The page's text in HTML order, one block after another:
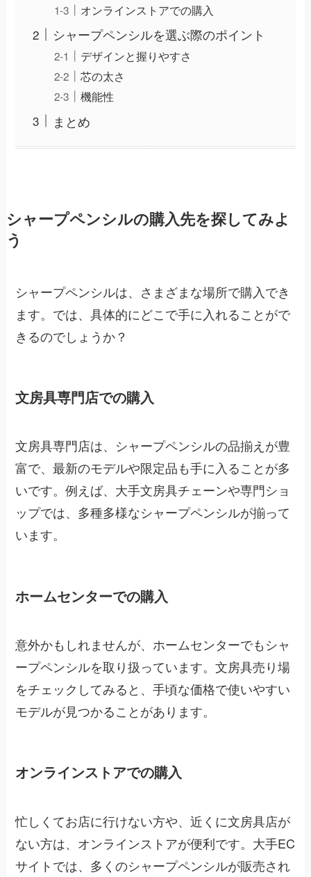
オンラインストアでの購入
シャープペンシルを選ぶ際のポイント
デザインと握りやすさ
芯の太さ
機能性
まとめ
シャープペンシルの購入先を探してみよ
う
シャープペンシルは、さまざまな場所で購入でき
ます。では、具体的にどこで手に入れることがで
きるのでしょうか？
文房具専門店での購入
文房具専門店は、シャープペンシルの品揃えが豊
富で、最新のモデルや限定品も手に入ることが多
いです。例えば、大手文房具チェーンや専門ショ
ップでは、多種多様なシャープペンシルが揃って
います。
ホームセンターでの購入
意外かもしれませんが、ホームセンターでもシャ
ープペンシルを取り扱っています。文房具売り場
をチェックしてみると、手頃な価格で使いやすい
モデルが見つかることがあります。
オンラインストアでの購入
忙しくてお店に行けない方や、近くに文房具店が
ない方は、オンラインストアが便利です。大手EC
サイトでは、多くのシャープペンシルが販売され